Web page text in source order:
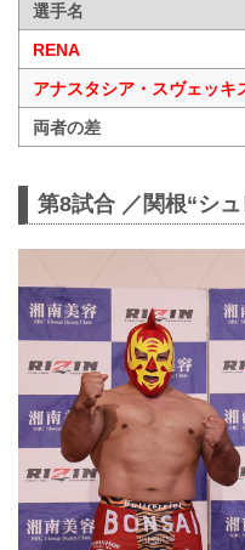
選手名
RENA
アナスタシア・スヴェッキ
両者の差
第8試合 ／関根“シ